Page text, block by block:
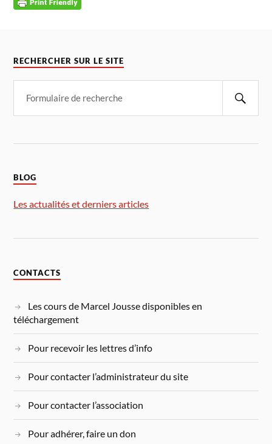
RECHERCHER SUR LE SITE
BLOG
Les actualités et derniers articles
CONTACTS
Les cours de Marcel Jousse disponibles en
téléchargement
Pour recevoir les lettres d’info
Pour contacter l’administrateur du site
Pour contacter l’association
Pour adhérer, faire un don